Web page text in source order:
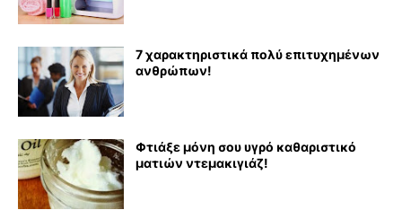
7 χαρακτηριστικά πολύ επιτυχημένων
ανθρώπων!
Φτιάξε μόνη σου υγρό καθαριστικό
ματιών ντεμακιγιάζ!